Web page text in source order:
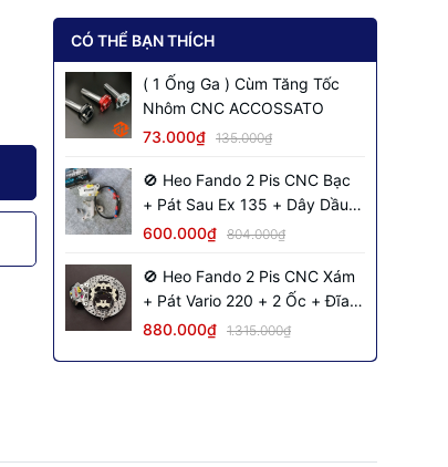
CÓ THỂ BẠN THÍCH
( 1 Ống Ga ) Cùm Tăng Tốc
Nhôm CNC ACCOSSATO
73.000₫ 135.000₫
🚫 Heo Fando 2 Pis CNC Bạc
+ Pát Sau Ex 135 + Dây Dầu
Đen + 2 Ốc Salaya
600.000₫ 804.000₫
🚫 Heo Fando 2 Pis CNC Xám
+ Pát Vario 220 + 2 Ốc + Đĩa
NVM S2 + Dây Dầu Đen Inox
880.000₫ 1.315.000₫